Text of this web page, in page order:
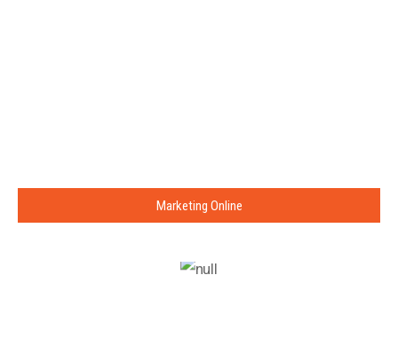
Marketing Online